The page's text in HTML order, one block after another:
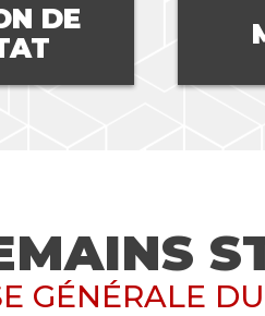
GÉNÉRALE